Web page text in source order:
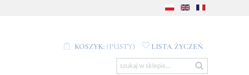
KOSZYK: (PUSTY) LISTA ŻYCZEŃ